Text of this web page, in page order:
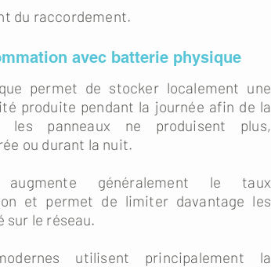
du raccordement.
avec batterie physique
permet de stocker localement une
produite pendant la journée afin de la
les panneaux ne produisent plus,
ou durant la nuit.
généralement le taux
et permet de limiter davantage les
le réseau.
utilisent principalement la